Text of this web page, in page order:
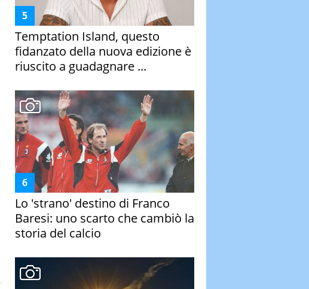
Temptation Island, questo
fidanzato della nuova edizione è
riuscito a guadagnare ...
Lo 'strano' destino di Franco
Baresi: uno scarto che cambiò la
storia del calcio